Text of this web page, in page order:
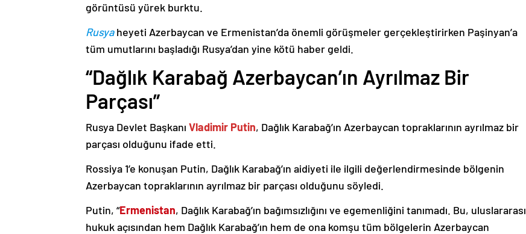
görüntüsü yürek burktu.
Rusyaheyeti Azerbaycan ve Ermenistan’da önemli görüşmeler gerçekleştirirken Paşinyan’a
tüm umutlarını başladığı Rusya’dan yine kötü haber geldi.
“Dağlık Karabağ Azerbaycan’ın Ayrılmaz Bir
Parçası”
Rusya Devlet Başkanı Vladimir Putin, Dağlık Karabağ’ın Azerbaycan topraklarının ayrılmaz bir
parçası olduğunu ifade etti.
Rossiya 1’e konuşan Putin, Dağlık Karabağ’ın aidiyeti ile ilgili değerlendirmesinde bölgenin
Azerbaycan topraklarının ayrılmaz bir parçası olduğunu söyledi.
Putin, “Ermenistan, Dağlık Karabağ’ın bağımsızlığını ve egemenliğini tanımadı. Bu, uluslararası
hukuk açısından hem Dağlık Karabağ’ın hem de ona komşu tüm bölgelerin Azerbaycan